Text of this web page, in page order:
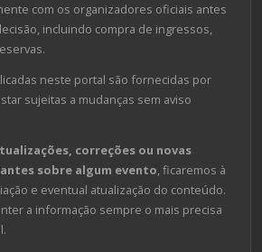
com os organizadores oficiais antes
incluindo compra de ingressos,
neste portal são fornecidas por
sujeitas a mudanças sem aviso
correções ou novas
sobre algum evento, ficaremos à
e eventual atualização do conteúdo.
a informação sempre o mais precisa